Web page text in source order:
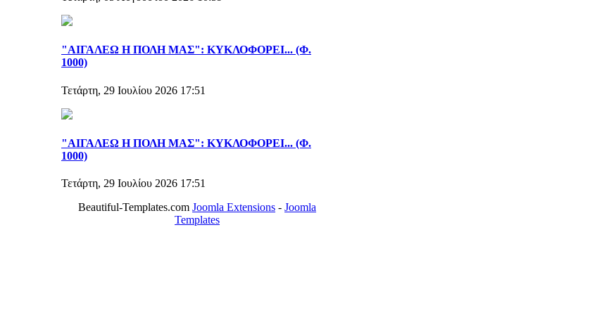
"ΑΙΓΑΛΕΩ Η ΠΟΛΗ ΜΑΣ": ΚΥΚΛΟΦΟΡΕΙ... (Φ.
1000)
Τετάρτη, 29 Ιουλίου 2026 17:51
"ΑΙΓΑΛΕΩ Η ΠΟΛΗ ΜΑΣ": ΚΥΚΛΟΦΟΡΕΙ... (Φ.
1000)
Τετάρτη, 29 Ιουλίου 2026 17:51
Beautiful-Templates.comJoomla Extensions -Joomla
Templates